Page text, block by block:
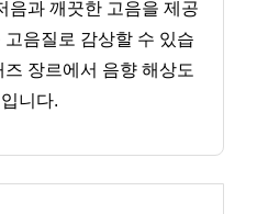
음과 깨끗한 고음을 제공
음질로 감상할 수 있습
장르에서 음향 해상도
니다.